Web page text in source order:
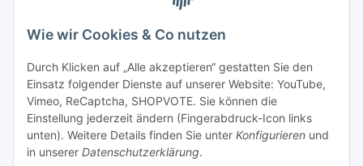
Wie wir Cookies & Co nutzen
Durch Klicken auf „Alle akzeptieren“ gestatten Sie den
Einsatz folgender Dienste auf unserer Website: YouTube,
Vimeo, ReCaptcha, SHOPVOTE. Sie können die
Einstellung jederzeit ändern (Fingerabdruck-Icon links
unten). Weitere Details finden Sie unter Konfigurieren und
in unserer Datenschutzerklärung.